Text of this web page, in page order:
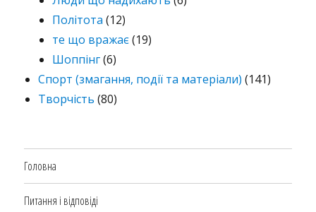
Політота (12)
те що вражає(19)
Шоппінг(6)
Спорт (змагання, події та матеріали) (141)
Творчість (80)
Головна
Питання і відповіді